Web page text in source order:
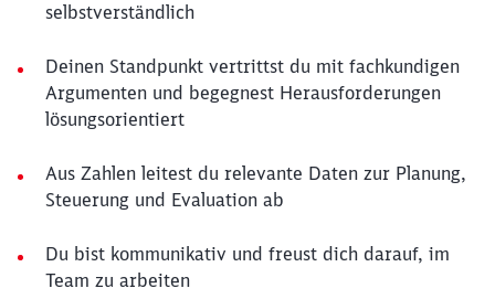
selbstverständlich
Deinen Standpunkt vertrittst du mit fachkundigen
Argumenten und begegnest Herausforderungen
lösungsorientiert
Aus Zahlen leitest du relevante Daten zur Planung,
Steuerung und Evaluation ab
Du bist kommunikativ und freust dich darauf, im
Team zu arbeiten